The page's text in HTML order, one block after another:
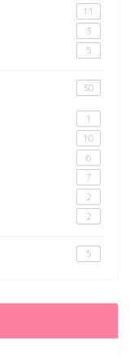
11
3
5
30
1
10
6
7
2
2
5